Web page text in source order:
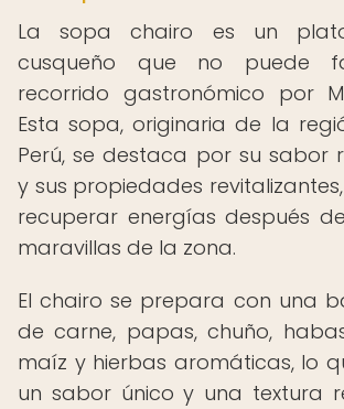
La sopa chairo es un
cusqueño que no puede
recorrido gastronómico por
Esta sopa, originaria de la
Perú, se destaca por su sabor
y sus propiedades
recuperar energías después
maravillas de la zona.
El chairo se prepara con una
de carne, papas, chuño,
maíz y hierbas aromáticas, lo
un sabor único y una textura